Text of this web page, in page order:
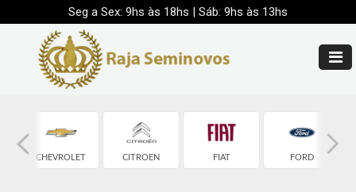
Seg a Sex: 9hs às 18hs | Sáb: 9hs às 13hs
CHEVROLET CITROEN FIAT FORD